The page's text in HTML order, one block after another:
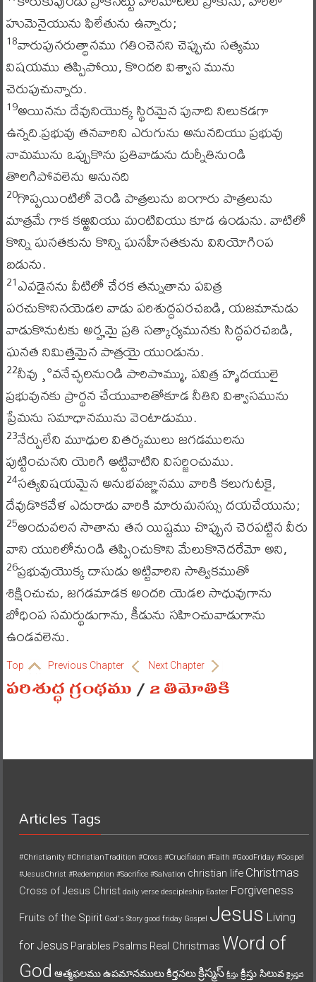
హుమెనైయును ఫిలేతును ఉన్నారు;
18వారుపునరుత్థానము గతించెనని చెప్పుచు సత్యము
విషయము తప్పిపోయి, కొందరి విశ్వాస మును
చెరుపుచున్నారు.
19అయినను దేవునియొక్క స్థిరమైన పునాది నిలుకడగా
ఉన్నది.ప్రభువు తనవారిని ఎరుగును అనునదియు ప్రభువు
నామమును ఒప్పుకొను ప్రతివాడును దుర్నీతినుండి
తొలగిపోవలెను అనునది
20గొప్పయింటిలో వెండి పాత్రలును బంగారు పాత్రలును
మాత్రమే గాక కఱ్ఱవియు మంటివియు కూడ ఉండును. వాటిలో
కొన్ని ఘనతకును కొన్ని ఘనహీనతకును వినియోగింప
బడును.
21ఎవడైనను వీటిలో చేరక తన్నుతాను పవిత్ర
పరచుకొనినయెడల వాడు పరిశుద్ధపరచబడి, యజమానుడు
వాడుకొనుటకు అర్హమై ప్రతి సత్కార్యమునకు సిద్ధపరచబడి,
ఘనత నిమిత్తమైన పాత్రయై యుండును.
22నీవు ¸°వనేచ్ఛలనుండి పారిపొమ్ము, పవిత్ర హృదయులై
ప్రభువునకు ప్రార్థన చేయువారితోకూడ నీతిని విశ్వాసమును
ప్రేమను సమాధానమును వెంటాడుము.
23నేర్పులేని మూఢుల వితర్కములు జగడములను
పుట్టించునని యెరిగి అట్టివాటిని విసర్జించుము.
24సత్యవిషయమైన అనుభవజ్ఞానము వారికి కలుగుటకై,
దేవుడొకవేళ ఎదురాడు వారికి మారుమనస్సు దయచేయును;
25అందువలన సాతాను తన యిష్టము చొప్పున చెరపట్టిన వీరు
వాని యురిలోనుండి తప్పించుకొని మేలుకొనెదరేమో అని,
26ప్రభువుయొక్క దాసుడు అట్టివారిని సాత్వికముతో
శిక్షించుచు, జగడమాడక అందరి యెడల సాధువుగాను
బోధింప సమర్థుడుగాను, కీడును సహించువాడుగాను
ఉండవలెను.
Top Previous Chapter Next Chapter
పరిశుద్ధ గ్రంథము/2 తిమోతికి
Articles Tags
#Christianity #ChristianTradition #Cross #Crucifixion #Faith #GoodFriday #Gospel
#JesusChrist #Redemption #Sacrifice #Salvation christian life Christmas
Cross of Jesus Christ daily verse descipleship Easter Forgiveness
Fruits of the Spirit God's Story good friday Gospel Jesus Living
for Jesus Parables Psalms Real Christmas Word of
God ఆత్మఫలముఉపమానములుకీర్తనలుక్రిస్మస్ క్రీస్తు క్రీస్తు సిలువ క్రైస్తవ